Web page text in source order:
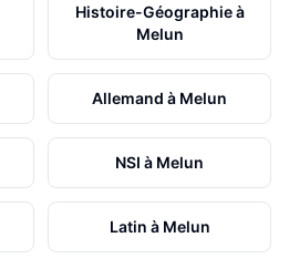
Histoire-Géographieà
Melun
Allemand à Melun
NSI à Melun
Latin à Melun